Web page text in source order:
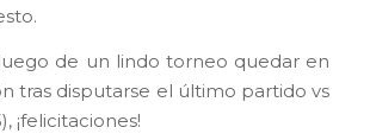
de un lindo torneo quedar en
tras disputarse el último partido vs
¡felicitaciones!